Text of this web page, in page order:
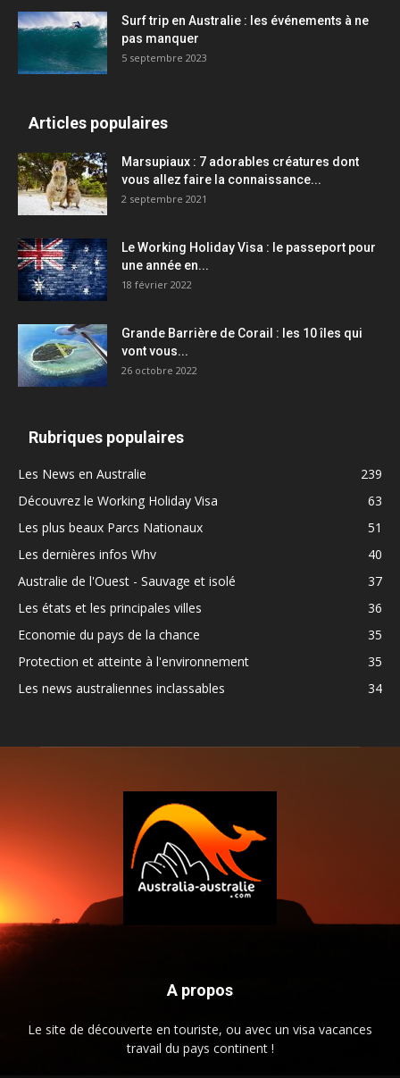
Surf trip en Australie : les événements à ne
pas manquer
5 septembre 2023
Articles populaires
Marsupiaux : 7 adorables créatures dont
vous allez faire la connaissance...
2 septembre 2021
Le Working Holiday Visa : le passeport pour
une année en...
18 février 2022
Grande Barrière de Corail : les 10 îles qui
vont vous...
26 octobre 2022
Rubriques populaires
Les News en Australie
239
Découvrez le Working Holiday Visa
63
Les plus beaux Parcs Nationaux
51
Les dernières infos Whv
40
Australie de l'Ouest - Sauvage et isolé
37
Les états et les principales villes
36
Economie du pays de la chance
35
Protection et atteinte à l'environnement
35
Les news australiennes inclassables
34
A propos
Le site de découverte en touriste, ou avec un visa vacances
travail du pays continent !